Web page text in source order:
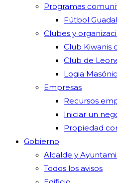
Programas
Fútbol
Clubes y
Club Kiwanis
Club de
Logia
Empresas
Recursos
Iniciar un
Propiedad
Gobierno
Alcalde y
Todos los avisos